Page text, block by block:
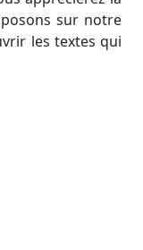
sur notre
les textes qui